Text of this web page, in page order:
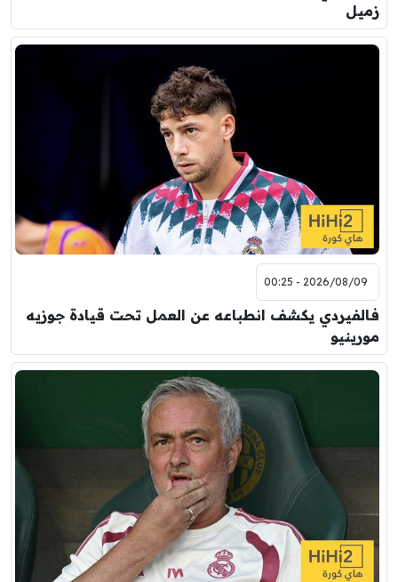
زميل
2026/08/09 - 00:25
فالفيردي يكشف انطباعه عن العمل تحت قيادة جوزيه
مورينيو